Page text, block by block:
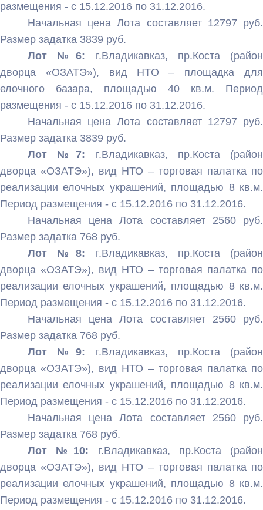
размещения - с 15.12.2016 по 31.12.2016.
Начальная цена Лота составляет 12797 руб.
Размер задатка 3839 руб.
Лот №6: г.Владикавказ, пр.Коста (район
дворца «ОЗАТЭ»), вид НТО – площадка для
елочного базара, площадью 40 кв.м. Период
размещения - с 15.12.2016 по 31.12.2016.
Начальная цена Лота составляет 12797 руб.
Размер задатка 3839 руб.
Лот №7: г.Владикавказ, пр.Коста (район
дворца «ОЗАТЭ»), вид НТО – торговая палатка по
реализации елочных украшений, площадью 8 кв.м.
Период размещения - с 15.12.2016 по 31.12.2016.
Начальная цена Лота составляет 2560 руб.
Размер задатка 768 руб.
Лот №8: г.Владикавказ, пр.Коста (район
дворца «ОЗАТЭ»), вид НТО – торговая палатка по
реализации елочных украшений, площадью 8 кв.м.
Период размещения - с 15.12.2016 по 31.12.2016.
Начальная цена Лота составляет 2560 руб.
Размер задатка 768 руб.
Лот №9: г.Владикавказ, пр.Коста (район
дворца «ОЗАТЭ»), вид НТО – торговая палатка по
реализации елочных украшений, площадью 8 кв.м.
Период размещения - с 15.12.2016 по 31.12.2016.
Начальная цена Лота составляет 2560 руб.
Размер задатка 768 руб.
Лот №10: г.Владикавказ, пр.Коста (район
дворца «ОЗАТЭ»), вид НТО – торговая палатка по
реализации елочных украшений, площадью 8 кв.м.
Период размещения - с 15.12.2016 по 31.12.2016.